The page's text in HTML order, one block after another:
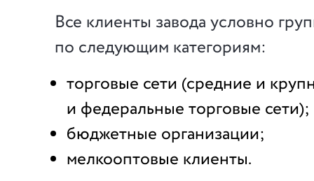
Все клиенты завода условно
по следующим категориям:
торговые сети (средние и
и федеральные торговые сети);
бюджетные организации;
мелкооптовые клиенты.